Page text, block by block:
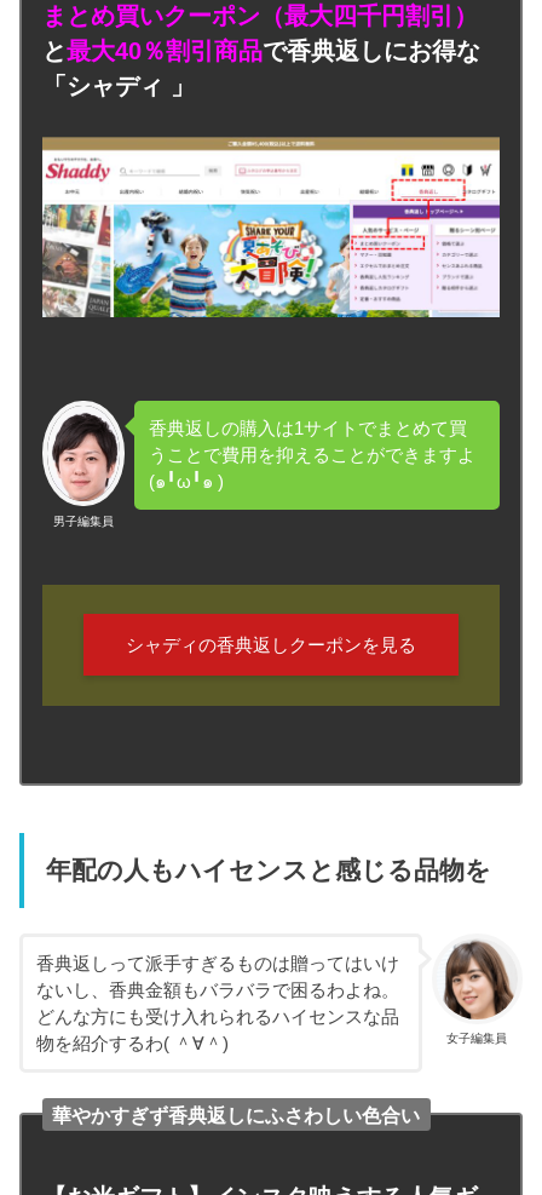
まとめ買いクーポン（最大四千円割引）
と最大40％割引商品で香典返しにお得な
「シャディ 」
男子編集員
香典返しの購入は1サイトでまとめて買
うことで費用を抑えることができますよ
(๑╹ω╹๑ )
シャディの香典返しクーポンを見る
年配の人もハイセンスと感じる品物を
女子編集員
香典返しって派手すぎるものは贈ってはいけ
ないし、香典金額もバラバラで困るわよね。
どんな方にも受け入れられるハイセンスな品
物を紹介するわ( ＾∀＾)
華やかすぎず香典返しにふさわしい色合い